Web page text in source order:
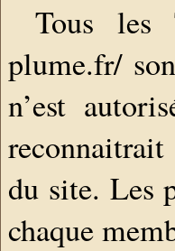
Tous les
plume.fr/
n’est
reconnaitrait
du site. Les
chaque